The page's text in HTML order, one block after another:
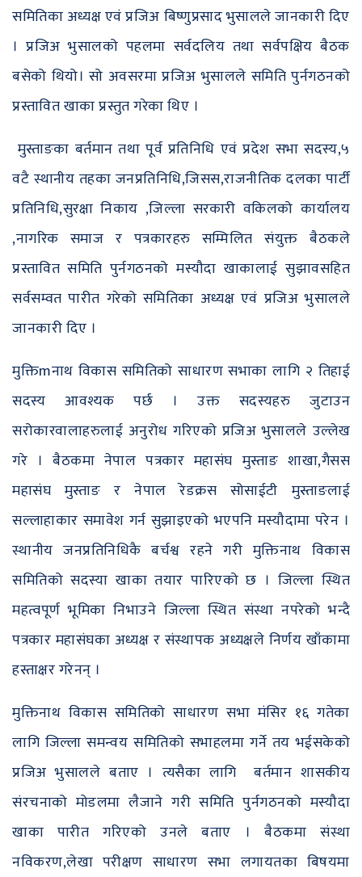
समितिका अध्यक्ष एवं प्रजिअ बिष्णुप्रसाद भुसालले जानकारी दिए
। प्रजिअ भुसालको पहलमा सर्वदलिय तथा सर्वपक्षिय बैठक
बसेको थियो। सो अवसरमा प्रजिअ भुसालले समिति पुर्नगठनको
प्रस्तावित खाका प्रस्तुत गरेका थिए ।
मुस्ताङका बर्तमान तथा पूर्व प्रतिनिधि एवं प्रदेश सभा सदस्य,५
वटै स्थानीय तहका जनप्रतिनिधि,जिसस,राजनीतिक दलका पार्टी
प्रतिनिधि,सुरक्षा निकाय ,जिल्ला सरकारी वकिलको कार्यालय
,नागरिक समाज र पत्रकारहरु सम्मिलित संयुक्त बैठकले
प्रस्तावित समिति पुर्नगठनको मस्यौदा खाकालाई सुझावसहित
सर्वसम्वत पारीत गरेको समितिका अध्यक्ष एवं प्रजिअ भुसालले
जानकारी दिए ।
मुक्तिmनाथ विकास समितिको साधारण सभाका लागि २ तिहाई
सदस्य आवश्यक पर्छ । उक्त सदस्यहरु जुटाउन
सरोकारवालाहरुलाई अनुरोध गरिएको प्रजिअ भुसालले उल्लेख
गरे । बैठकमा नेपाल पत्रकार महासंघ मुस्ताङ शाखा,गैसस
महासंघ मुस्ताङ र नेपाल रेडक्रस सोसाईटी मुस्ताङलाई
सल्लाहाकार समावेश गर्न सुझाइएको भएपनि मस्यौदामा परेन ।
स्थानीय जनप्रतिनिधिकै बर्चश्व रहने गरी मुक्तिनाथ विकास
समितिको सदस्या खाका तयार पारिएको छ । जिल्ला स्थित
महत्वपूर्ण भूमिका निभाउने जिल्ला स्थित संस्था नपरेको भन्दै
पत्रकार महासंघका अध्यक्ष र संस्थापक अध्यक्षले निर्णय खाँकामा
हस्ताक्षर गरेनन् ।
मुक्तिनाथ विकास समितिको साधारण सभा मंसिर १६ गतेका
लागि जिल्ला समन्वय समितिको सभाहलमा गर्ने तय भईसकेको
प्रजिअ भुसालले बताए । त्यसैका लागि बर्तमान शासकीय
संरचनाको मोडलमा लैजाने गरी समिति पुर्नगठनको मस्यौदा
खाका पारीत गरिएको उनले बताए । बैठकमा संस्था
नविकरण,लेखा परीक्षण साधारण सभा लगायतका बिषयमा